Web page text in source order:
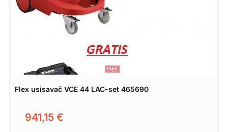
Flex usisavač VCE 44 LAC-set 465690
941,15 €